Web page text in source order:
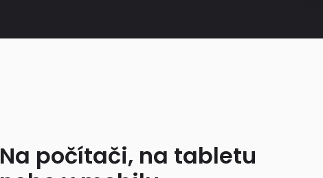
Na počítači, na tabletu